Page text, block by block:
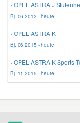
› OPEL ASTRA J
Bj. 06.2012 - heute
› OPEL ASTRA K
Bj. 06.2015 - heute
› OPEL ASTRA K Sports
Bj. 11.2015 - heute